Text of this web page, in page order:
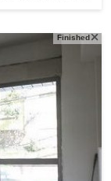
Finished